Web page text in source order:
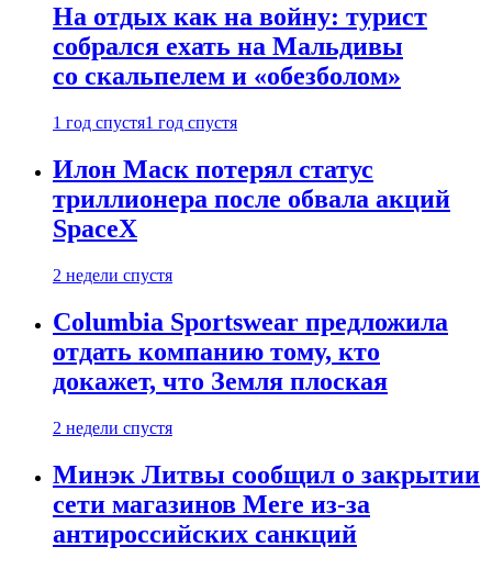
На отдых как на войну: турист
собрался ехать на Мальдивы
со скальпелем и «обезболом»
1 год спустя1 год спустя
Илон Маск потерял статус
триллионера после обвала акций
SpaceX
2 недели спустя
Columbia Sportswear предложила
отдать компанию тому, кто
докажет, что Земля плоская
2 недели спустя
Минэк Литвы сообщил о закрытии
сети магазинов Mere из-за
антироссийских санкций